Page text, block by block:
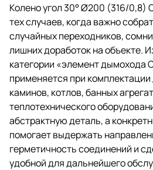
Колено угол 30° Ø200 (316/0,8)
тех случаев, когда важно
случайных переходников,
лишних доработок на объекте.
категории «элемент дымохода
применяется при
каминов, котлов, банных
теплотехнического
абстрактную деталь, а
помогает выдержать
герметичность соединений и
удобной для дальнейшего